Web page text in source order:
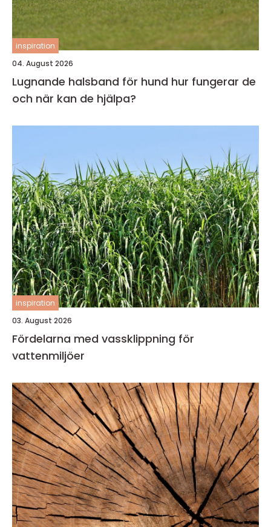
inspiration
04. August 2026
Lugnande halsband för hund hur fungerar de
och när kan de hjälpa?
inspiration
03. August 2026
Fördelarna med vassklippning för
vattenmiljöer